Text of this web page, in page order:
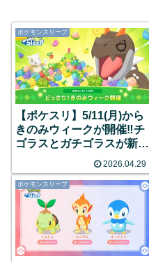
ポケモンスリープ
【ポケスリ】5/11(月)から
きのみウィークが開催‼︎チ
ゴラスとガチゴラスが新登
2026.04.29
ポケモンスリープ